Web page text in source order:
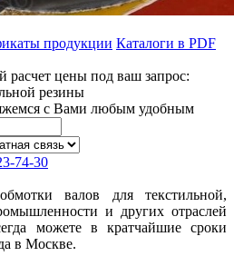
продукции Каталоги в PDF
цены под ваш запрос:
резины
с Вами любым удобным
74-30
валов для текстильной,
и других отраслей
можете в кратчайшие сроки
в Москве.